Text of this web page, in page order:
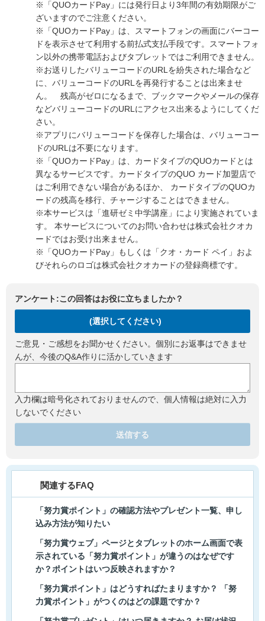
※「QUOカードPay」には発行日より3年間の有効期限がご
ざいますのでご注意ください。
※「QUOカードPay」は、スマートフォンの画面にバーコー
ドを表示させて利用する前払式支払手段です。スマートフォ
ン以外の携帯電話およびタブレットではご利用できません。
※お送りしたバリューコードのURLを紛失された場合など
に、バリューコードのURLを再発行することは出来ませ
ん。 残高がゼロになるまで、ブックマークやメールの保存
などバリューコードのURLにアクセス出来るようにしてくだ
さい。
※アプリにバリューコードを保存した場合は、バリューコー
ドのURLは不要になります。
※「QUOカードPay」は、カードタイプのQUOカードとは
異なるサービスです。カードタイプのQUO カード加盟店で
はご利用できない場合があるほか、 カードタイプのQUOカ
ードの残高を移行、チャージすることはできません。
※本サービスは「進研ゼミ中学講座」により実施されていま
す。 本サービスについてのお問い合わせは株式会社クオカ
ードではお受け出来ません。
※「QUOカードPay」もしくは「クオ・カード ペイ」およ
びそれらのロゴは株式会社クオカードの登録商標です。
アンケート:この回答はお役に立ちましたか？
(選択してください)
ご意見・ご感想をお聞かせください。個別にお返事はできませ
んが、今後のQ&A作りに活かしていきます
入力欄は暗号化されておりませんので、個人情報は絶対に入力
しないでください
送信する
関連するFAQ
「努力賞ポイント」の確認方法やプレゼント一覧、申し
込み方法が知りたい
「努力賞ウェブ」ページとタブレットのホーム画面で表
示されている「努力賞ポイント」が違うのはなぜです
か？ポイントはいつ反映されますか？
「努力賞ポイント」はどうすればたまりますか？ 「努
力賞ポイント」がつくのはどの課題ですか？